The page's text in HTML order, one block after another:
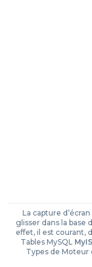
La capture
glisser dans la base
effet, il est courant,
Tables MySQL
Types de Moteur